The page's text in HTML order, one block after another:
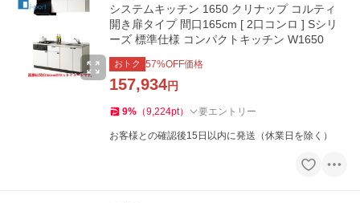
システムキッチン 1650 クリナップ コルティ
開き扉タイプ 間口165cm [ 2口コンロ ] Sシリ
ーズ 標準仕様 コンパクトキッチン W1650
おトク 57%OFF価格
157,934円
9% （9,224pt） 要エントリー
お客様との確認後15日以内に発送（休業日を除く）